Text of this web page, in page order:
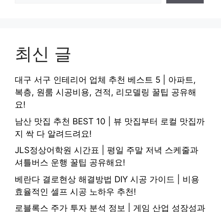
최신 글
대구 서구 인테리어 업체 추천 베스트 5 | 아파트,
복층, 원룸 시공비용, 견적, 리모델링 꿀팁 공유해
요!
남산 맛집 추천 BEST 10 | 뷰 맛집부터 로컬 맛집까
지 싹 다 알려드려요!
JLS정상어학원 시간표 | 평일 주말 저녁 스케줄과
셔틀버스 운행 꿀팁 공유해요!
베란다 결로현상 해결방법 DIY 시공 가이드 | 비용
효율적인 셀프 시공 노하우 추천!
로블록스 주가 투자 분석 정보 | 게임 산업 성장성과